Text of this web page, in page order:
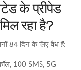
के प्रीपेड
रहा है?
84 दिन के लिए वैध हैं:
100 SMS, 5G